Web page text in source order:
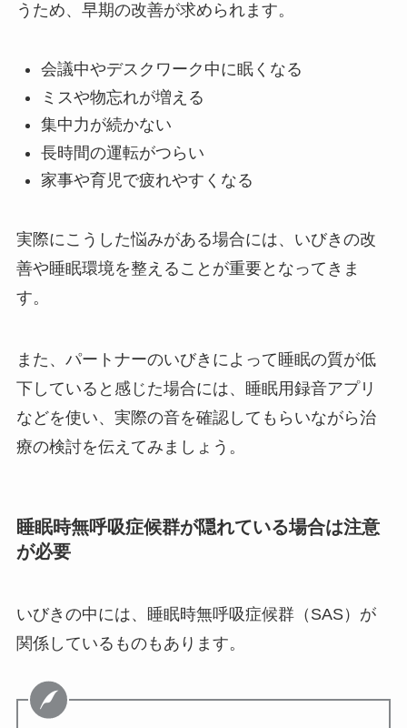
うため、早期の改善が求められます。
会議中やデスクワーク中に眠くなる
ミスや物忘れが増える
集中力が続かない
長時間の運転がつらい
家事や育児で疲れやすくなる
実際にこうした悩みがある場合には、いびきの改
善や睡眠環境を整えることが重要となってきま
す。
また、パートナーのいびきによって睡眠の質が低
下していると感じた場合には、睡眠用録音アプリ
などを使い、実際の音を確認してもらいながら治
療の検討を伝えてみましょう。
睡眠時無呼吸症候群が隠れている場合は注意
が必要
いびきの中には、睡眠時無呼吸症候群（SAS）が
関係しているものもあります。